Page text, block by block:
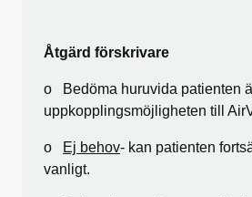
Åtgärd förskrivare
o Bedöma huruvida patienten
uppkopplingsmöjligheten till
o Ej behov- kan patienten
vanligt.